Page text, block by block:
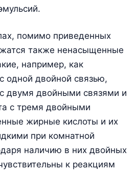
помимо приведенных
также ненасыщенные
например, как
одной двойной связью,
двумя двойными связями и
с тремя двойными
жирные кислоты и их
при комнатной
наличию в них двойных
к реакциям